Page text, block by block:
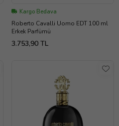
Kargo Bedava
Roberto Cavalli Uomo EDT 100 ml
Erkek Parfümü
3.753,90 TL